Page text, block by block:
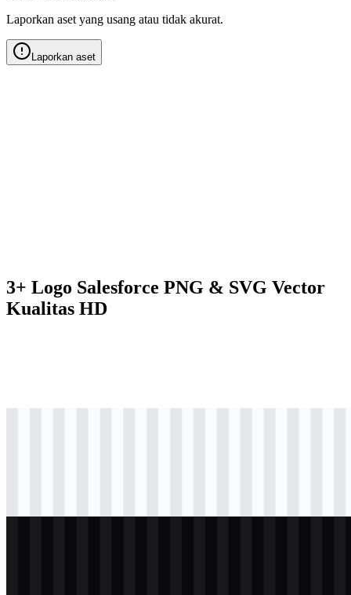
Laporkan aset yang usang atau tidak akurat.
Laporkan aset
3+ Logo Salesforce PNG & SVG Vector
Kualitas HD